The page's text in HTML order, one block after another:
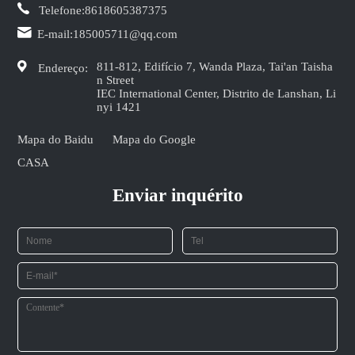
Telefone:8618605387375
E-mail:185005711@qq.com
Endereço:
811-812, Edifício 7, Wanda Plaza, Tai'an Taisha
n Street
IEC International Center, Distrito de Lanshan, Li
nyi 1421
Mapa do Baidu
Mapa do Google
CASA
Enviar inquérito